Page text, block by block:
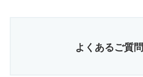
よくあるご質問